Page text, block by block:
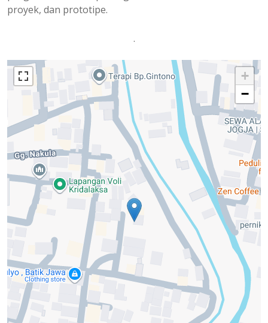
proyek, dan prototipe.
.
+
−